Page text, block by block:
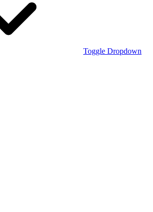
Toggle Dropdown